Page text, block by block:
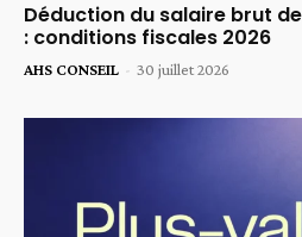
Déduction du salaire brut
: conditions fiscales 2026
AHS CONSEIL - 30 juillet 2026